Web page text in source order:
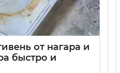
от нагара и
быстро и